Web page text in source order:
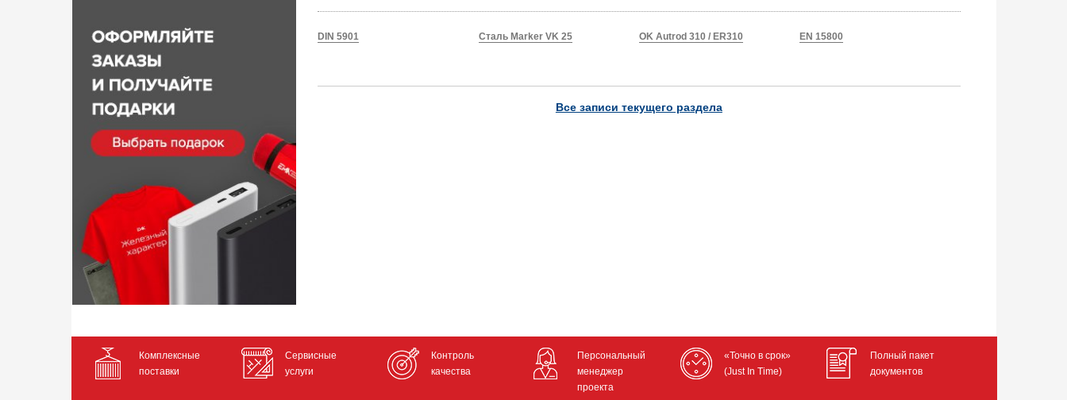
DIN 5901 Сталь Marker VK 25 OK Autrod 310 / ER310 EN 15800
Все записи текущего раздела
Комплексные
поставки
Сервисные
услуги
Контроль
качества
Персональный
менеджер
проекта
«Точно в срок»
(Just In Time)
Полный пакет
документов